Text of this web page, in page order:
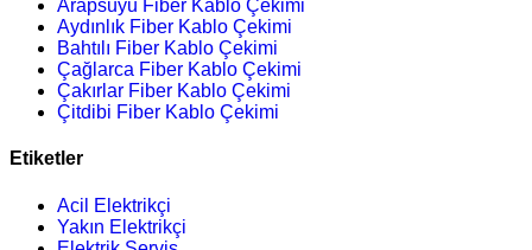
Arapsuyu Fiber Kablo Çekimi
Aydınlık Fiber Kablo Çekimi
Bahtılı Fiber Kablo Çekimi
Çağlarca Fiber Kablo Çekimi
Çakırlar Fiber Kablo Çekimi
Çitdibi Fiber Kablo Çekimi
Etiketler
Acil Elektrikçi
Yakın Elektrikçi